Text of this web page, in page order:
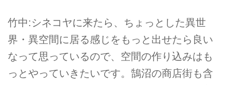
竹中:シネコヤに来たら、ちょっとした異世
界・異空間に居る感じをもっと出せたら良い
なって思っているので、空間の作り込みはも
っとやっていきたいです。鵠沼の商店街も含